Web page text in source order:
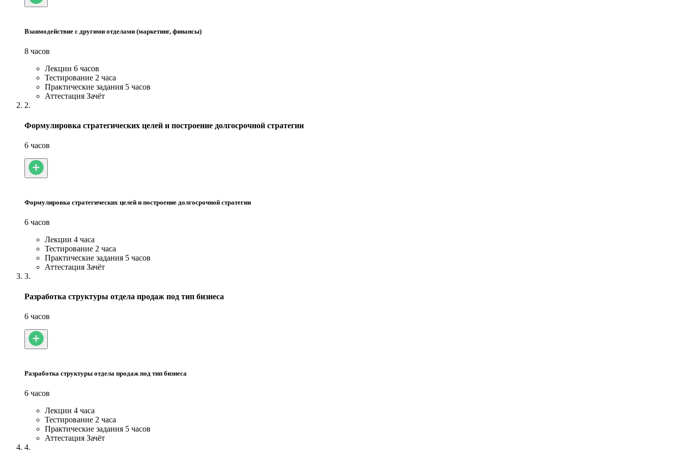
Взаимодействие с другими отделами (маркетинг, финансы)
8 часов
Лекции 6 часов
Тестирование 2 часа
Практические задания 5 часов
Аттестация Зачёт
2.
Формулировка стратегических целей и построение долгосрочной стратегии
6 часов
Формулировка стратегических целей и построение долгосрочной стратегии
6 часов
Лекции 4 часа
Тестирование 2 часа
Практические задания 5 часов
Аттестация Зачёт
3.
Разработка структуры отдела продаж под тип бизнеса
6 часов
Разработка структуры отдела продаж под тип бизнеса
6 часов
Лекции 4 часа
Тестирование 2 часа
Практические задания 5 часов
Аттестация Зачёт
4.